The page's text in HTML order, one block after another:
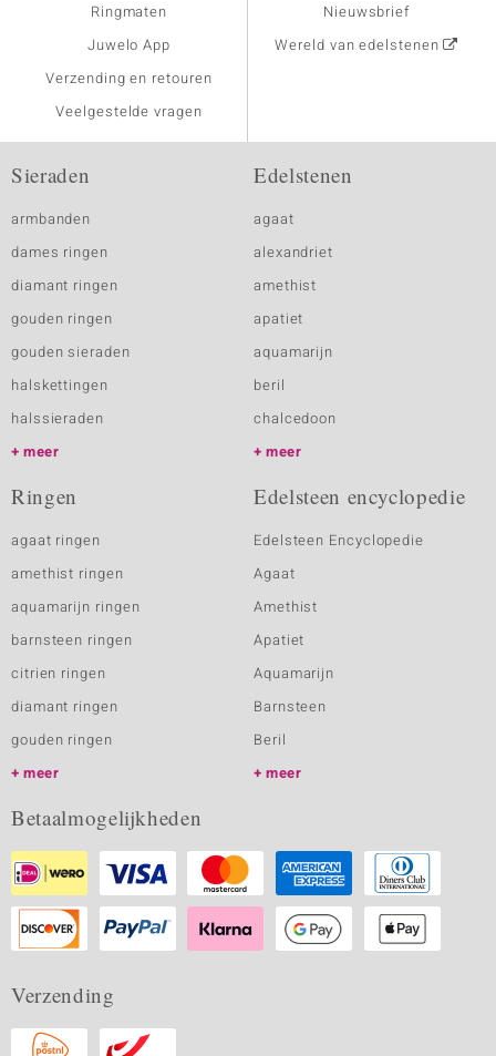
Ringmaten
Juwelo App
Verzending en retouren
Veelgestelde vragen
Nieuwsbrief
Wereld van edelstenen
Sieraden
armbanden
dames ringen
diamant ringen
gouden ringen
gouden sieraden
halskettingen
halssieraden
meer
Edelstenen
agaat
alexandriet
amethist
apatiet
aquamarijn
beril
chalcedoon
meer
Ringen
agaat ringen
amethist ringen
aquamarijn ringen
barnsteen ringen
citrien ringen
diamant ringen
gouden ringen
meer
Edelsteen encyclopedie
Edelsteen Encyclopedie
Agaat
Amethist
Apatiet
Aquamarijn
Barnsteen
Beril
meer
Betaalmogelijkheden
Verzending